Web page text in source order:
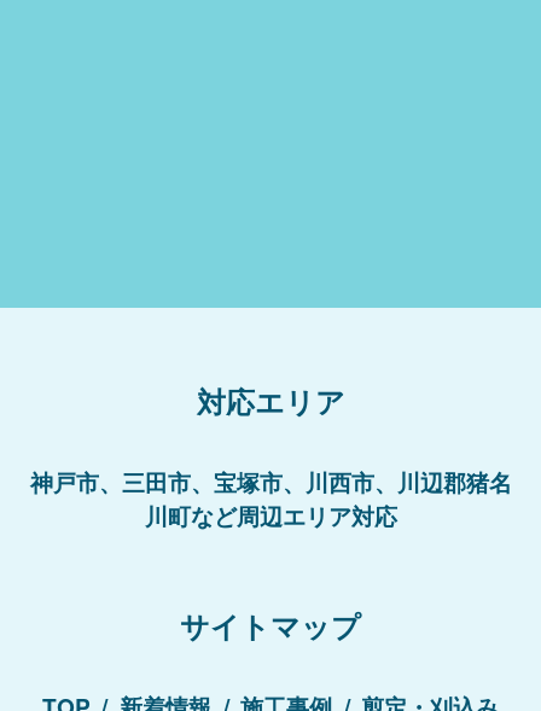
対応エリア
神戸市、三田市、宝塚市、川西市、川辺郡猪名
川町など周辺エリア対応
サイトマップ